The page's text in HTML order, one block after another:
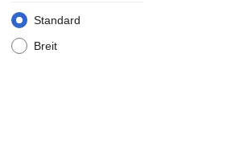
Standard
Breit